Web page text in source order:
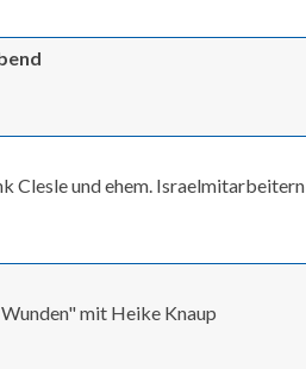
Clesle und ehem. Israelmitarbeitern
mit Heike Knaup